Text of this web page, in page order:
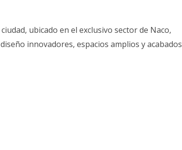
ubicado en el exclusivo sector de Naco,
innovadores, espacios amplios y acabados